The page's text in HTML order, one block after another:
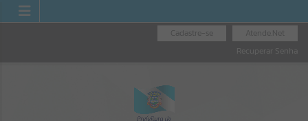
Atende.Net
Cadastre-se
Recuperar Senha